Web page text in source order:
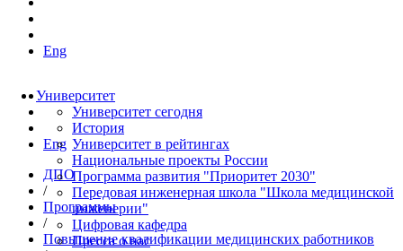
Eng
Университет
Университет сегодня
История
Университет в рейтингах
Национальные проекты России
Программа развития "Приоритет 2030"
Передовая инженерная школа "Школа медицинской
инженерии"
Цифровая кафедра
Пресса о нас
Eng
ДПО
/
Программы
/
Повышение квалификации медицинских работников